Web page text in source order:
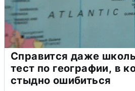
Справится даже
тест по географии, в
стыдно ошибиться